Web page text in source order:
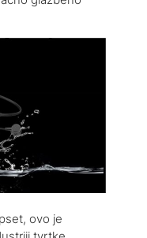
ovo je